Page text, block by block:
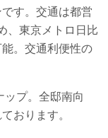
です。交通は都営
、東京メトロ日比
。交通利便性の
プ。全邸南向
おります。